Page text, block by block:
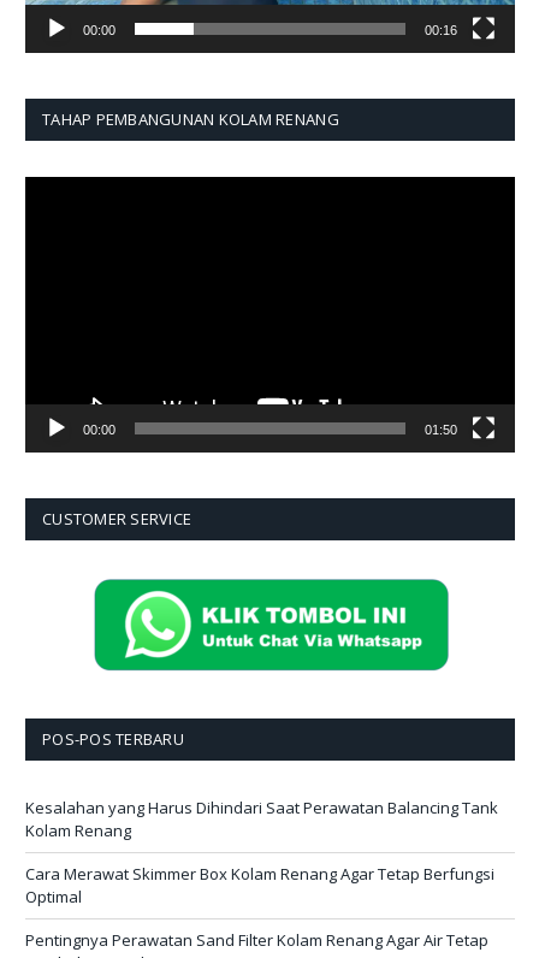
00:00 00:16
TAHAP PEMBANGUNAN KOLAM RENANG
00:00 01:50
CUSTOMER SERVICE
POS-POS TERBARU
Kesalahan yang Harus Dihindari Saat Perawatan Balancing Tank
Kolam Renang
Cara Merawat Skimmer Box Kolam Renang Agar Tetap Berfungsi
Optimal
Pentingnya Perawatan Sand Filter Kolam Renang Agar Air Tetap